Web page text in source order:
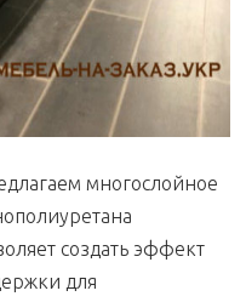
многослойное
создать эффект
для